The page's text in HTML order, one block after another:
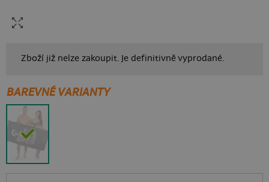
Zboží již nelze zakoupit. Je definitivně vyprodané.
BAREVNÉ VARIANTY